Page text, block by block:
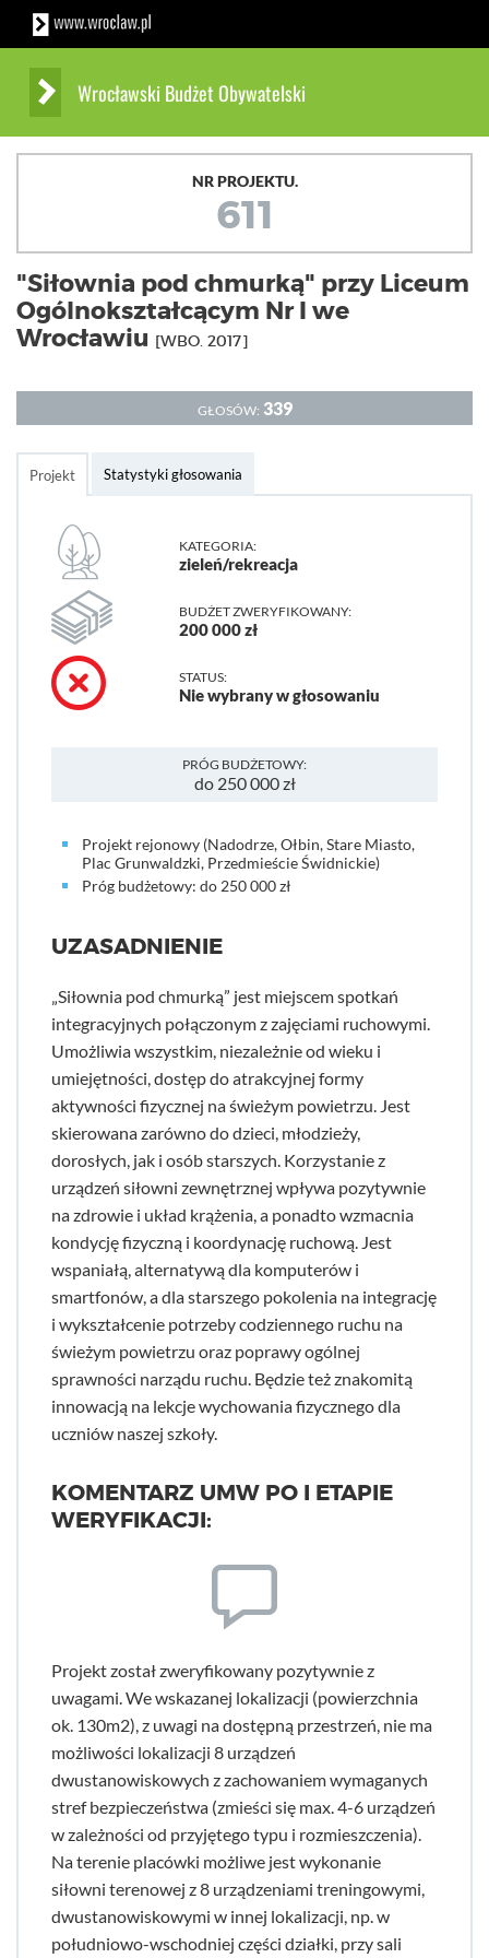
Wrocławski Budżet Obywatelski
NR PROJEKTU.
611
"Siłownia pod chmurką" przy Liceum
Ogólnokształcącym Nr I we
Wrocławiu [WBO. 2017]
GŁOSÓW: 339
Projekt Statystyki głosowania
KATEGORIA:
zieleń/rekreacja
BUDŻET ZWERYFIKOWANY:
200 000 zł
STATUS:
Nie wybrany w głosowaniu
PRÓG BUDŻETOWY:
do 250 000 zł
Projekt rejonowy (Nadodrze, Ołbin, Stare Miasto,
Plac Grunwaldzki, Przedmieście Świdnickie)
Próg budżetowy: do 250 000 zł
UZASADNIENIE
„Siłownia pod chmurką” jest miejscem spotkań
integracyjnych połączonym z zajęciami ruchowymi.
Umożliwia wszystkim, niezależnie od wieku i
umiejętności, dostęp do atrakcyjnej formy
aktywności fizycznej na świeżym powietrzu. Jest
skierowana zarówno do dzieci, młodzieży,
dorosłych, jak i osób starszych. Korzystanie z
urządzeń siłowni zewnętrznej wpływa pozytywnie
na zdrowie i układ krążenia, a ponadto wzmacnia
kondycję fizyczną i koordynację ruchową. Jest
wspaniałą, alternatywą dla komputerów i
smartfonów, a dla starszego pokolenia na integrację
i wykształcenie potrzeby codziennego ruchu na
świeżym powietrzu oraz poprawy ogólnej
sprawności narządu ruchu. Będzie też znakomitą
innowacją na lekcje wychowania fizycznego dla
uczniów naszej szkoły.
KOMENTARZ UMW PO I ETAPIE
WERYFIKACJI:
Projekt został zweryfikowany pozytywnie z
uwagami. We wskazanej lokalizacji (powierzchnia
ok. 130m2), z uwagi na dostępną przestrzeń, nie ma
możliwości lokalizacji 8 urządzeń
dwustanowiskowych z zachowaniem wymaganych
stref bezpieczeństwa (zmieści się max. 4-6 urządzeń
w zależności od przyjętego typu i rozmieszczenia).
Na terenie placówki możliwe jest wykonanie
siłowni terenowej z 8 urządzeniami treningowymi,
dwustanowiskowymi w innej lokalizacji, np. w
południowo-wschodniej części działki, przy sali